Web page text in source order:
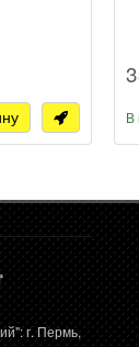
В
г. Пермь,